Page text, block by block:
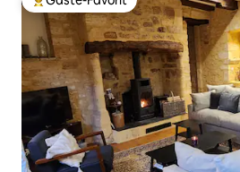
Beliebter Gäste-Favorit.